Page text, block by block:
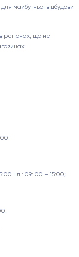
майбутньої відбудови
регіонах, що не
нд : 09: 00 – 15:00;